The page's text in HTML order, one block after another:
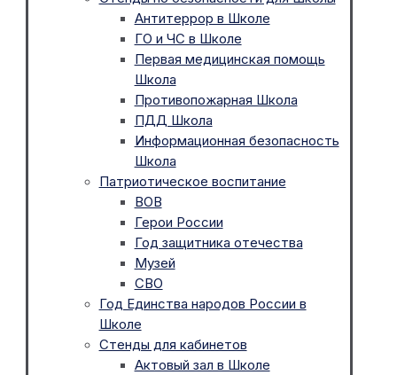
Антитеррор в Школе
ГО и ЧС в Школе
Первая медицинская помощь
Школа
Противопожарная Школа
ПДД Школа
Информационная безопасность
Школа
Патриотическое воспитание
ВОВ
Герои России
Год защитника отечества
Музей
СВО
Год Единства народов России в
Школе
Стенды для кабинетов
Актовый зал в Школе